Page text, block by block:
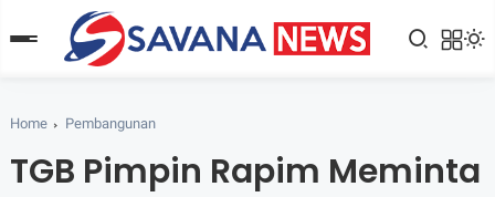
Home Pembangunan
TGB Pimpin Rapim Meminta